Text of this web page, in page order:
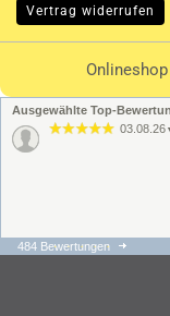
Vertrag widerrufen
Ausgewählte Top-
03.08.26
31.07.26
484 Bewertungen